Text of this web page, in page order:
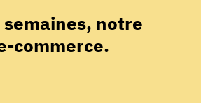
notre
commerce.